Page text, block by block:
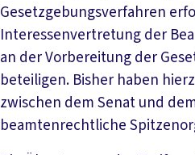
Gesetzgebungsverfahren
Interessenvertretung der
an der Vorbereitung der
beteiligen. Bisher haben
zwischen dem Senat und
beamtenrechtliche